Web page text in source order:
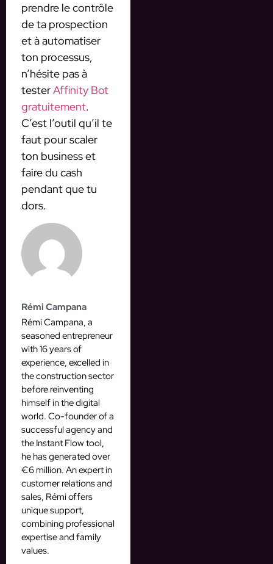
prendre le contrôle
de ta prospection
et à automatiser
ton processus,
n’hésite pas à
testerAffinity Bot
gratuitement.
C’est l’outil qu’il te
faut pour scaler
ton business et
faire du cash
pendant que tu
dors.
Rémi Campana
Rémi Campana, a
seasoned entrepreneur
with 16 years of
experience, excelled in
the construction sector
before reinventing
himself in the digital
world. Co-founder of a
successful agency and
the Instant Flow tool,
he has generated over
€6 million. An expert in
customer relations and
sales, Rémi offers
unique support,
combining professional
expertise and family
values.